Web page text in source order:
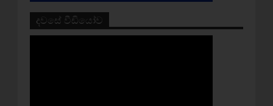
දවසේ වීඩියෝව